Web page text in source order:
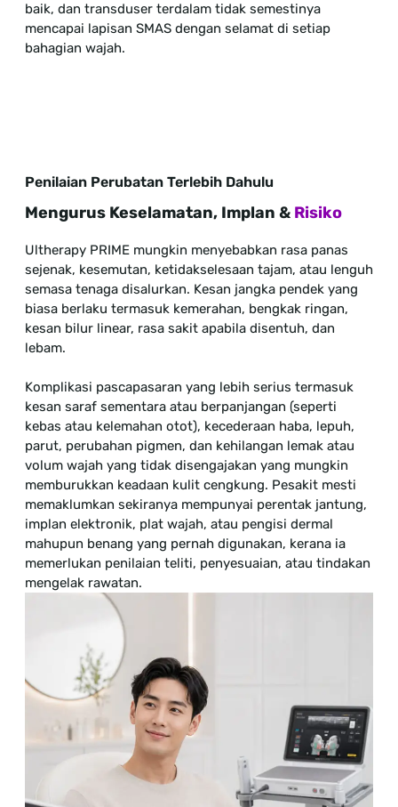
baik, dan transduser terdalam tidak semestinya
mencapai lapisan SMAS dengan selamat di setiap
bahagian wajah.
Penilaian Perubatan Terlebih Dahulu
Mengurus Keselamatan, Implan & Risiko
Ultherapy PRIME mungkin menyebabkan rasa panas
sejenak, kesemutan, ketidakselesaan tajam, atau lenguh
semasa tenaga disalurkan. Kesan jangka pendek yang
biasa berlaku termasuk kemerahan, bengkak ringan,
kesan bilur linear, rasa sakit apabila disentuh, dan
lebam.
Komplikasi pascapasaran yang lebih serius termasuk
kesan saraf sementara atau berpanjangan (seperti
kebas atau kelemahan otot), kecederaan haba, lepuh,
parut, perubahan pigmen, dan kehilangan lemak atau
volum wajah yang tidak disengajakan yang mungkin
memburukkan keadaan kulit cengkung. Pesakit mesti
memaklumkan sekiranya mempunyai perentak jantung,
implan elektronik, plat wajah, atau pengisi dermal
mahupun benang yang pernah digunakan, kerana ia
memerlukan penilaian teliti, penyesuaian, atau tindakan
mengelak rawatan.